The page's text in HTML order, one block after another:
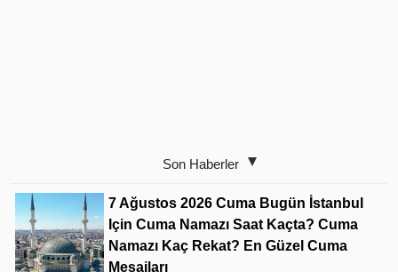
Son Haberler
7 Ağustos 2026 Cuma Bugün İstanbul
Için Cuma Namazı Saat Kaçta? Cuma
Namazı Kaç Rekat? En Güzel Cuma
Mesajları